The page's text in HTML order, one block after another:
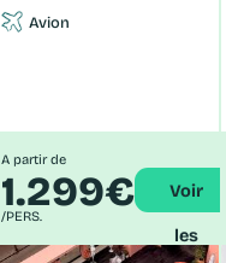
Avion
A partir de
1.299€
/PERS.
Voir
les